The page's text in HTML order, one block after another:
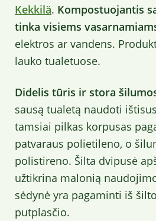
Kekkilä. Kompostuojantis
tinka visiems
elektros ar vandens.
lauko tualetuose.
Didelis tūris ir stora
sausą tualetą naudoti
tamsiai pilkas korpusas
patvaraus polietileno, o
polistireno. Šilta dvipusė
užtikrina malonią
sėdynė yra pagaminti iš
putplasčio.